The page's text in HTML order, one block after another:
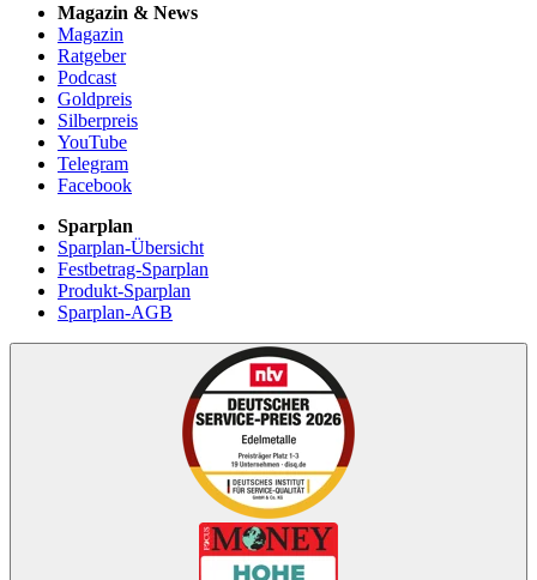
Magazin & News
Magazin
Ratgeber
Podcast
Goldpreis
Silberpreis
YouTube
Telegram
Facebook
Sparplan
Sparplan-Übersicht
Festbetrag-Sparplan
Produkt-Sparplan
Sparplan-AGB